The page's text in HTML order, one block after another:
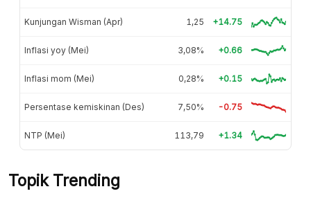
Kunjungan Wisman (Apr) 1,25 +14.75
Inflasi yoy (Mei) 3,08% +0.66
Inflasi mom (Mei) 0,28% +0.15
Persentase kemiskinan (Des) 7,50% -0.75
NTP (Mei) 113,79 +1.34
Topik Trending